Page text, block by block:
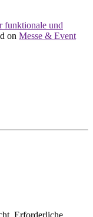
funktionale und
on Messe & Event
Erforderliche